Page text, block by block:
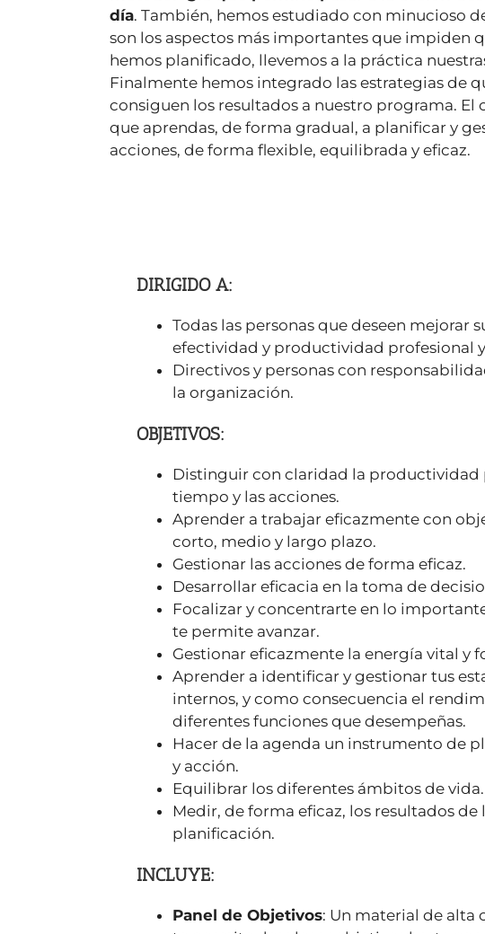
día. También, hemos estudiado con minucioso
son los aspectos más importantes que impiden
hemos planificado, llevemos a la práctica
Finalmente hemos integrado las estrategias de
consiguen los resultados a nuestro programa. El
que aprendas, de forma gradual, a planificar y
acciones, de forma flexible, equilibrada y eficaz.
DIRIGIDO A:
Todas las personas que deseen mejorar
efectividad y productividad profesional
Directivos y personas con
la organización.
OBJETIVOS:
Distinguir con claridad la productividad
tiempo y las acciones.
Aprender a trabajar eficazmente con
corto, medio y largo plazo.
Gestionar las acciones de forma eficaz.
Desarrollar eficacia en la toma de
Focalizar y concentrarte en lo
te permite avanzar.
Gestionar eficazmente la energía vital y
Aprender a identificar y gestionar tus
internos, y como consecuencia el
diferentes funciones que desempeñas.
Hacer de la agenda un instrumento de
y acción.
Equilibrar los diferentes ámbitos de vida.
Medir, de forma eficaz, los resultados de
planificación.
INCLUYE:
Panel de Objetivos: Un material de alta